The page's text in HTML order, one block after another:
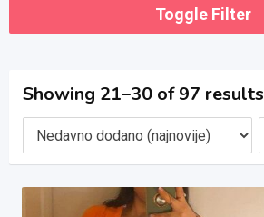
Toggle Filter
Showing 21–30 of 97 results